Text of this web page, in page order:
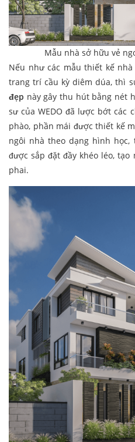
Mẫu nhà sở hữu vẻ
Nếu như các mẫu thiết kế
trang trí cầu kỳ diêm dúa, thì
đẹp này gây thu hút bằng nét
sư của WEDO đã lược bớt các
phào, phần mái được thiết kế
ngôi nhà theo dạng hình
được sắp đặt đầy khéo léo,
phai.